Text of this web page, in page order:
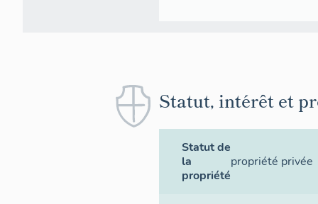
Statut, intérêt et
Statut de
la
propriété
propriété privée